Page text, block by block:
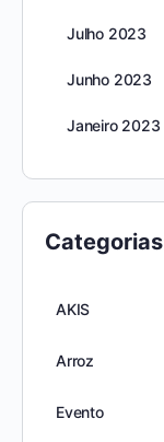
Julho 2023
Junho 2023
Janeiro 2023
Categorias
AKIS
Arroz
Evento